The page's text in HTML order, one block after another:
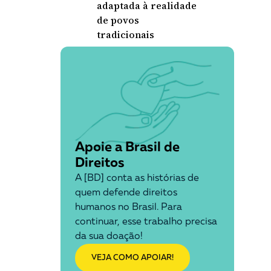
adaptada à realidade
de povos
tradicionais
Apoie a Brasil de
Direitos
A [BD] conta as histórias de
quem defende direitos
humanos no Brasil. Para
continuar, esse trabalho precisa
da sua doação!
VEJA COMO APOIAR!